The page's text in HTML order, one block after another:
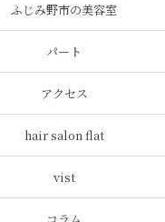
ふじみ野市の美容室
パート
アクセス
hair salon flat
vist